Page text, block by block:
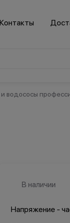
Контакты
водососы
В наличии
Напряжение -